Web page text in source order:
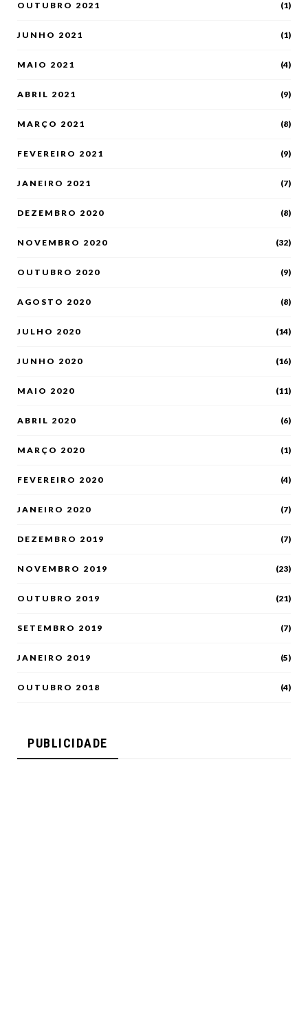
OUTUBRO 2021 (1)
JUNHO 2021 (1)
MAIO 2021 (4)
ABRIL 2021 (9)
MARÇO 2021 (8)
FEVEREIRO 2021 (9)
JANEIRO 2021 (7)
DEZEMBRO 2020 (8)
NOVEMBRO 2020 (32)
OUTUBRO 2020 (9)
AGOSTO 2020 (8)
JULHO 2020 (14)
JUNHO 2020 (16)
MAIO 2020 (11)
ABRIL 2020 (6)
MARÇO 2020 (1)
FEVEREIRO 2020 (4)
JANEIRO 2020 (7)
DEZEMBRO 2019 (7)
NOVEMBRO 2019 (23)
OUTUBRO 2019 (21)
SETEMBRO 2019 (7)
JANEIRO 2019 (5)
OUTUBRO 2018 (4)
PUBLICIDADE